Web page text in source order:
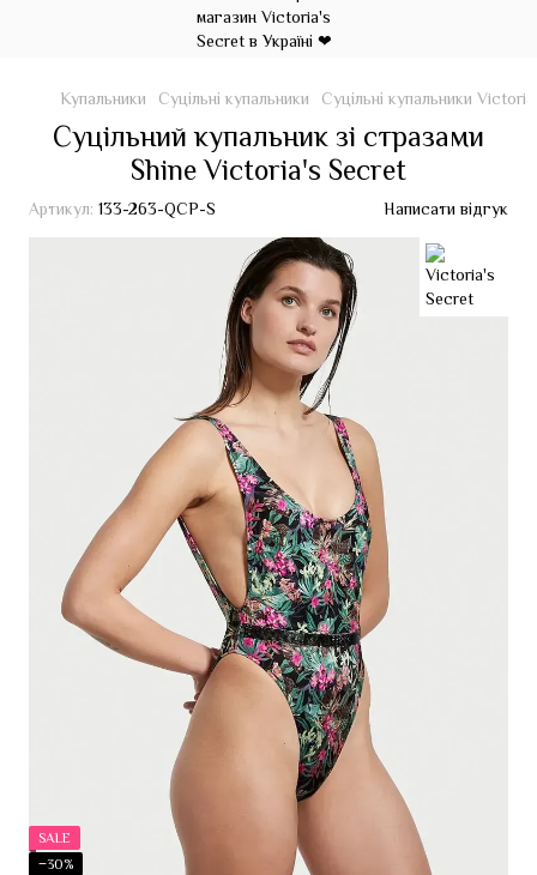
Купальники Суцільні купальники Суцільні купальники
Суцільний купальник зі стразами
Shine Victoria's Secret
Артикул: 133-263-QCP-S Написати відгук
SALE
−30%